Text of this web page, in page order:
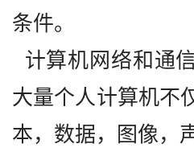
条件。
大量个人计算机不
本，数据，图像，